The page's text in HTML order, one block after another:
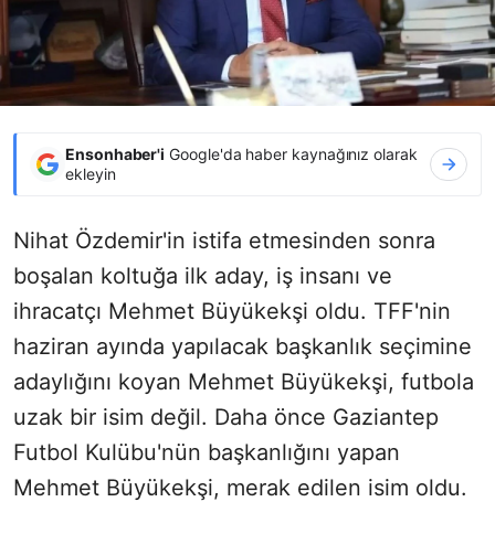
Ensonhaber'i Google'da haber kaynağınız olarak
ekleyin
Nihat Özdemir'in istifa etmesinden sonra
boşalan koltuğa ilk aday, iş insanı ve
ihracatçı Mehmet Büyükekşi oldu. TFF'nin
haziran ayında yapılacak başkanlık seçimine
adaylığını koyan Mehmet Büyükekşi, futbola
uzak bir isim değil. Daha önce Gaziantep
Futbol Kulübu'nün başkanlığını yapan
Mehmet Büyükekşi, merak edilen isim oldu.